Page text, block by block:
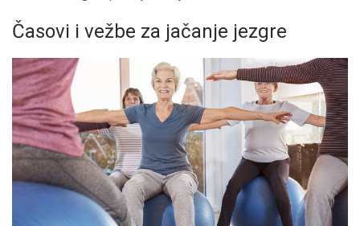
Časovi i vežbe za jačanje jezgre